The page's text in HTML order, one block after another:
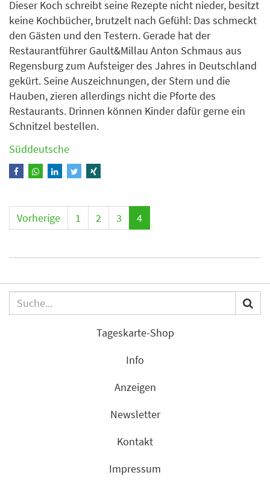
Dieser Koch schreibt seine Rezepte nicht nieder, besitzt
keine Kochbücher, brutzelt nach Gefühl: Das schmeckt
den Gästen und den Testern. Gerade hat der
Restaurantführer Gault&Millau Anton Schmaus aus
Regensburg zum Aufsteiger des Jahres in Deutschland
gekürt. Seine Auszeichnungen, der Stern und die
Hauben, zieren allerdings nicht die Pforte des
Restaurants. Drinnen können Kinder dafür gerne ein
Schnitzel bestellen.
Süddeutsche
Vorherige 1 2 3 4
Tageskarte-Shop
Info
Anzeigen
Newsletter
Kontakt
Impressum